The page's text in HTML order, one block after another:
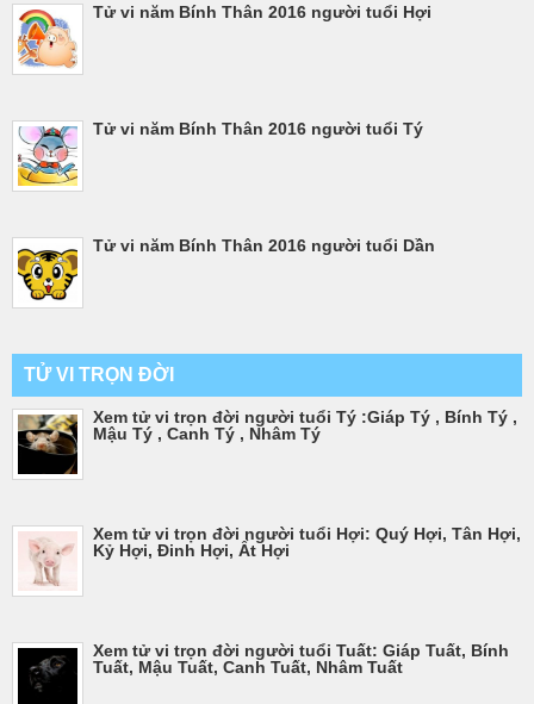
Tử vi năm Bính Thân 2016 người tuổi Hợi
Tử vi năm Bính Thân 2016 người tuổi Tý
Tử vi năm Bính Thân 2016 người tuổi Dần
TỬ VI TRỌN ĐỜI
Xem tử vi trọn đời người tuổi Tý :Giáp Tý , Bính Tý ,
Mậu Tý , Canh Tý , Nhâm Tý
Xem tử vi trọn đời người tuổi Hợi: Quý Hợi, Tân Hợi,
Kỷ Hợi, Đinh Hợi, Ất Hợi
Xem tử vi trọn đời người tuổi Tuất: Giáp Tuất, Bính
Tuất, Mậu Tuất, Canh Tuất, Nhâm Tuất